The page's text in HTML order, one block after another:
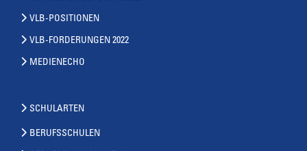
VLB-POSITIONEN
VLB-FORDERUNGEN 2022
MEDIENECHO
SCHULARTEN
BERUFSSCHULEN